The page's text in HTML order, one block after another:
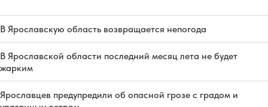
В Ярославскую область возвращается непогода
В Ярославской области последний месяц лета не будет
жарким
Ярославцев предупредили об опасной грозе с градом и